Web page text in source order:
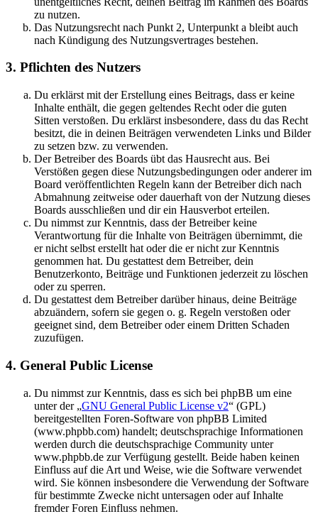
zu nutzen.
Das Nutzungsrecht nach Punkt 2, Unterpunkt a bleibt auch
nach Kündigung des Nutzungsvertrages bestehen.
3. Pflichten des Nutzers
Du erklärst mit der Erstellung eines Beitrags, dass er keine
Inhalte enthält, die gegen geltendes Recht oder die guten
Sitten verstoßen. Du erklärst insbesondere, dass du das Recht
besitzt, die in deinen Beiträgen verwendeten Links und Bilder
zu setzen bzw. zu verwenden.
Der Betreiber des Boards übt das Hausrecht aus. Bei
Verstößen gegen diese Nutzungsbedingungen oder anderer im
Board veröffentlichten Regeln kann der Betreiber dich nach
Abmahnung zeitweise oder dauerhaft von der Nutzung dieses
Boards ausschließen und dir ein Hausverbot erteilen.
Du nimmst zur Kenntnis, dass der Betreiber keine
Verantwortung für die Inhalte von Beiträgen übernimmt, die
er nicht selbst erstellt hat oder die er nicht zur Kenntnis
genommen hat. Du gestattest dem Betreiber, dein
Benutzerkonto, Beiträge und Funktionen jederzeit zu löschen
oder zu sperren.
Du gestattest dem Betreiber darüber hinaus, deine Beiträge
abzuändern, sofern sie gegen o. g. Regeln verstoßen oder
geeignet sind, dem Betreiber oder einem Dritten Schaden
zuzufügen.
4. General Public License
Du nimmst zur Kenntnis, dass es sich bei phpBB um eine
unter der „GNU General Public License v2“ (GPL)
bereitgestellten Foren-Software von phpBB Limited
(www.phpbb.com) handelt; deutschsprachige Informationen
werden durch die deutschsprachige Community unter
www.phpbb.de zur Verfügung gestellt. Beide haben keinen
Einfluss auf die Art und Weise, wie die Software verwendet
wird. Sie können insbesondere die Verwendung der Software
für bestimmte Zwecke nicht untersagen oder auf Inhalte
fremder Foren Einfluss nehmen.